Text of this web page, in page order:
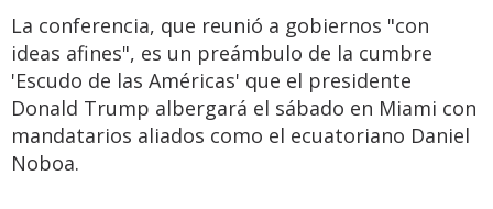
La conferencia, que reunió a gobiernos "con
ideas afines", es un preámbulo de la cumbre
'Escudo de las Américas' que el presidente
Donald Trump albergará el sábado en Miami con
mandatarios aliados como el ecuatoriano Daniel
Noboa.